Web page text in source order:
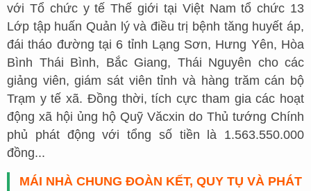
với Tổ chức y tế Thế giới tại Việt Nam tổ chức 13
Lớp tập huấn Quản lý và điều trị bệnh tăng huyết áp,
đái tháo đường tại 6 tỉnh Lạng Sơn, Hưng Yên, Hòa
Bình Thái Bình, Bắc Giang, Thái Nguyên cho các
giảng viên, giám sát viên tỉnh và hàng trăm cán bộ
Trạm y tế xã. Đồng thời, tích cực tham gia các hoạt
động xã hội ủng hộ Quỹ Văcxin do Thủ tướng Chính
phủ phát động với tổng số tiền là 1.563.550.000
đồng...
MÁI NHÀ CHUNG ĐOÀN KẾT, QUY TỤ VÀ PHÁT